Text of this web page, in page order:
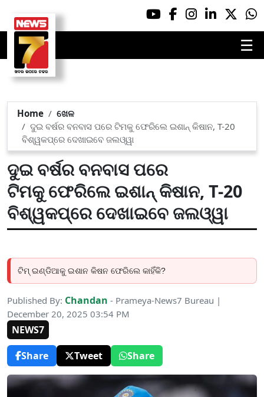
☰
Home
ଖେଳ
ଦୁଇ ବର୍ଷର ବନବାସ ପରେ ଟିମକୁ ଫେରିଲେ ଇଶାନ୍ କିଷାନ, T-20
ବିଶ୍ୱକପ୍‌ରେ ଦେଖାଇବେ ଜଲଓ୍ୱା
ଦୁଇ ବର୍ଷର ବନବାସ ପରେ
ଟିମକୁ ଫେରିଲେ ଇଶାନ୍ କିଷାନ, T-20
ବିଶ୍ୱକପ୍‌ରେ ଦେଖାଇବେ ଜଲଓ୍ୱା
ଟିମ୍ ଇଣ୍ଡିଆକୁ ଇଶାନ କିଷନ ଫେରିଲେ କାହିଁକି?
Published By: Chandan - Prameya-News7 Bureau |
December 20, 2025 03:54 PM
NEWS7
Share
Tweet Share